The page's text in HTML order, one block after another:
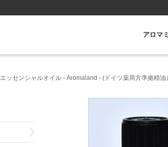
アロマ
エッセンシャルオイル - Aromaland - (ドイツ薬局方準拠精油）